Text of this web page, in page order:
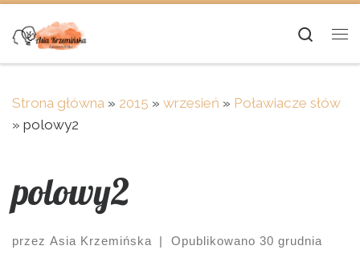
Skip to content
Strona główna » 2015 » wrzesień » Poławiacze słów
» polowy2
polowy2
przez Asia Krzemińska | Opublikowano 30 grudnia